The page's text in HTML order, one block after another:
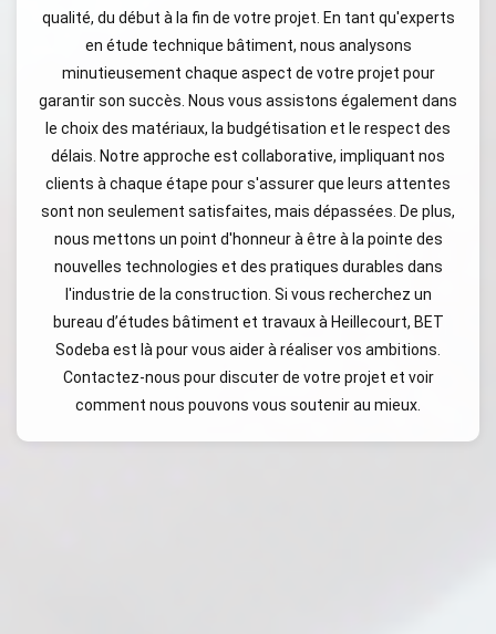
qualité, du début à la fin de votre projet. En tant qu'experts
en étude technique bâtiment, nous analysons
minutieusement chaque aspect de votre projet pour
garantir son succès. Nous vous assistons également dans
le choix des matériaux, la budgétisation et le respect des
délais. Notre approche est collaborative, impliquant nos
clients à chaque étape pour s'assurer que leurs attentes
sont non seulement satisfaites, mais dépassées. De plus,
nous mettons un point d'honneur à être à la pointe des
nouvelles technologies et des pratiques durables dans
l'industrie de la construction. Si vous recherchez un
bureau d’études bâtiment et travaux à Heillecourt, BET
Sodeba est là pour vous aider à réaliser vos ambitions.
Contactez-nous pour discuter de votre projet et voir
comment nous pouvons vous soutenir au mieux.